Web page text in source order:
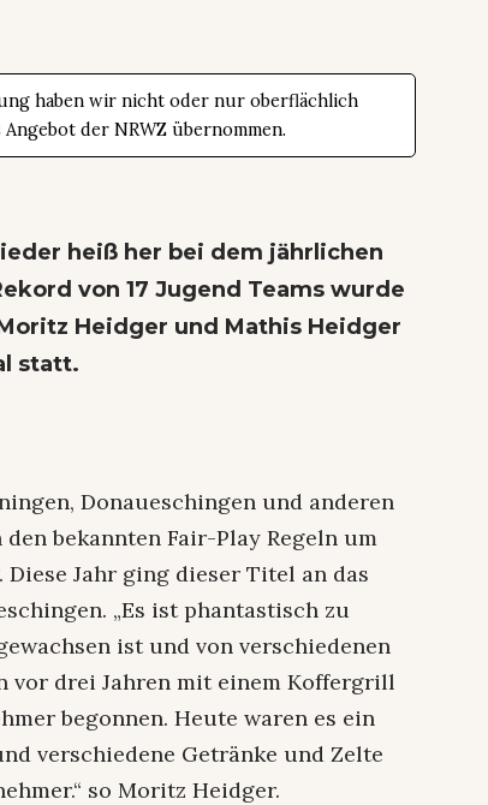
haben wir nicht oder nur oberflächlich
der NRWZ übernommen.
heiß her bei dem jährlichen
von 17 Jugend Teams wurde
Heidger und Mathis Heidger
statt.
Donaueschingen und anderen
bekannten Fair-Play Regeln um
Jahr ging dieser Titel an das
„Es ist phantastisch zu
ist und von verschiedenen
vor drei Jahren mit einem Koffergrill
begonnen. Heute waren es ein
verschiedene Getränke und Zelte
so Moritz Heidger.